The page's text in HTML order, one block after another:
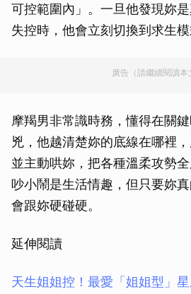
可控範圍內」。一旦他發現妳
失控時，他會立刻切換到求生模
廣告（請繼續閱讀本
摩羯男非常識時務，懂得在關
兇，他越清楚妳的底線在哪裡
並主動哄妳，把各種溫柔攻勢
吵小鬧是生活情趣，但只要妳
會跟妳硬碰硬。
延伸閱讀
天生姐姐控！最愛「姐姐型」